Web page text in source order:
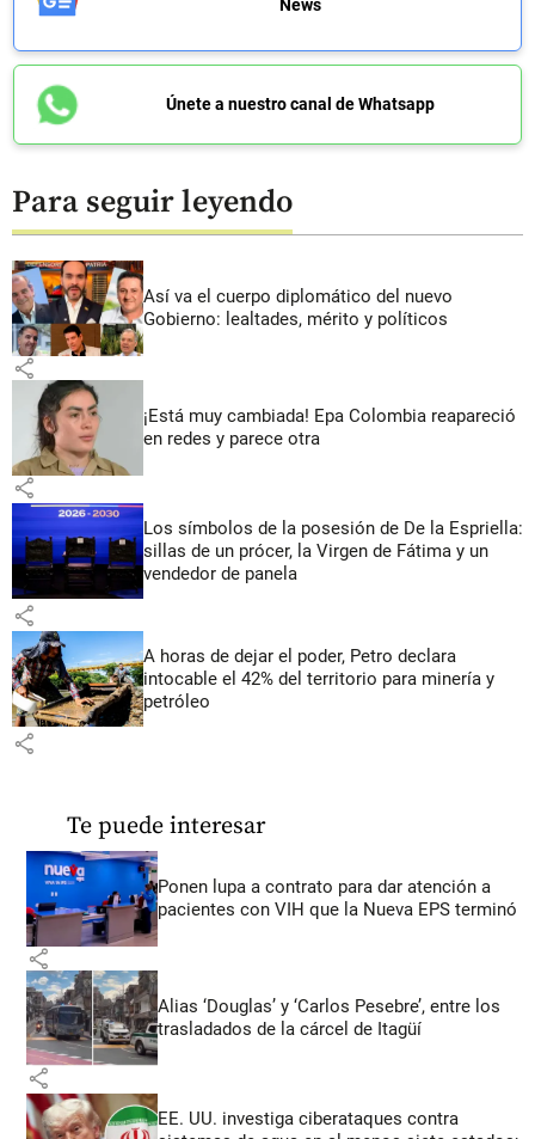
News
Únete a nuestro canal de Whatsapp
Para seguir leyendo
Así va el cuerpo diplomático del nuevo
Gobierno: lealtades, mérito y políticos
share
¡Está muy cambiada! Epa Colombia reapareció
en redes y parece otra
share
Los símbolos de la posesión de De la Espriella:
sillas de un prócer, la Virgen de Fátima y un
vendedor de panela
share
A horas de dejar el poder, Petro declara
intocable el 42% del territorio para minería y
petróleo
share
Te puede interesar
Ponen lupa a contrato para dar atención a
pacientes con VIH que la Nueva EPS terminó
share
Alias ‘Douglas’ y ‘Carlos Pesebre’, entre los
trasladados de la cárcel de Itagüí
share
EE. UU. investiga ciberataques contra